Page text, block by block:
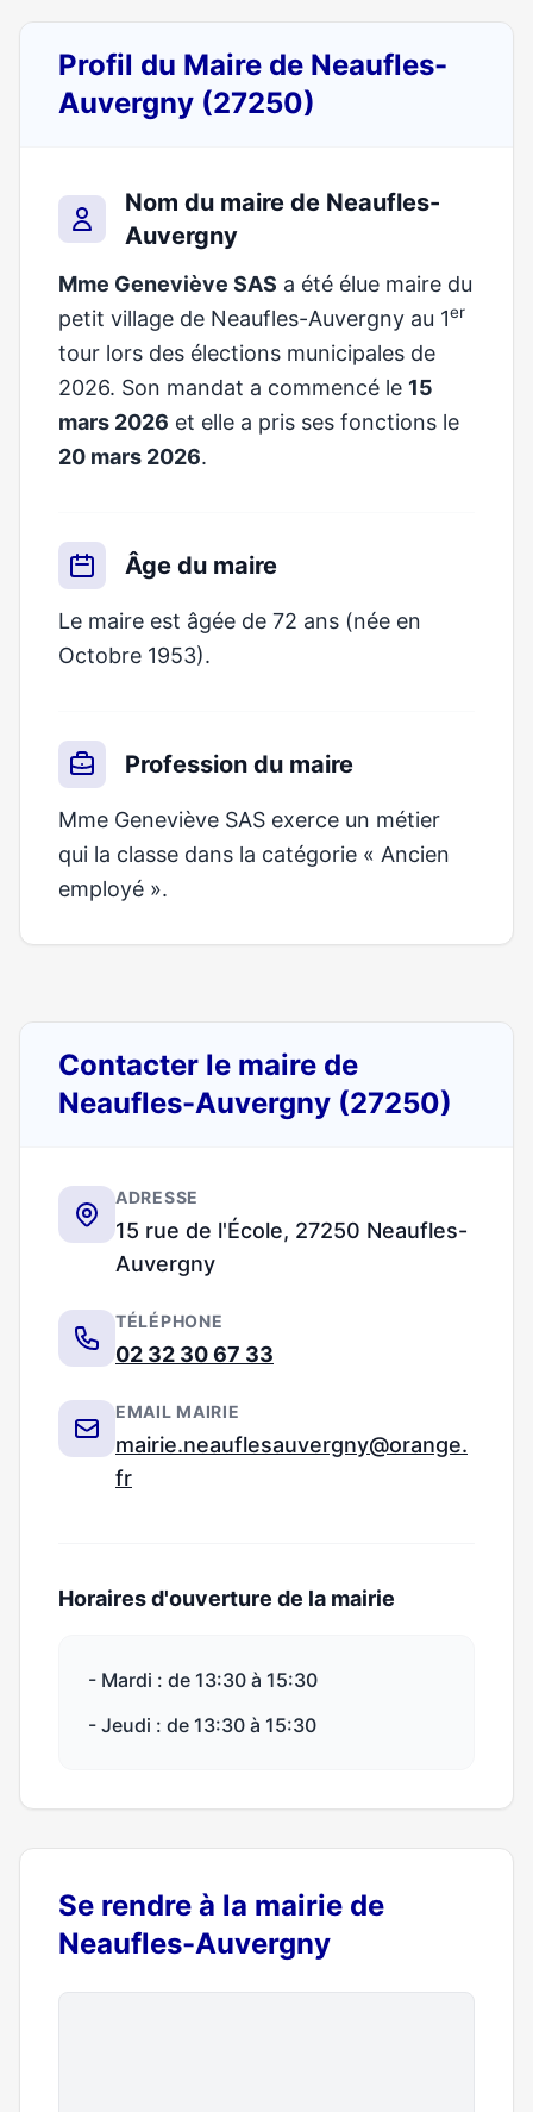
Profil du Maire de Neaufles-
Auvergny (27250)
Nom du maire de Neaufles-
Auvergny
Mme Geneviève SAS a été élue maire du
petit village de Neaufles-Auvergny au 1er
tour lors des élections municipales de
2026. Son mandat a commencé le 15
mars 2026 et elle a pris ses fonctions le
20 mars 2026.
Âge du maire
Le maire est âgée de 72 ans (née en
Octobre 1953).
Profession du maire
Mme Geneviève SAS exerce un métier
qui la classe dans la catégorie « Ancien
employé ».
Contacter le maire de
Neaufles-Auvergny (27250)
ADRESSE
15 rue de l'École, 27250 Neaufles-
Auvergny
TÉLÉPHONE
02 32 30 67 33
EMAIL MAIRIE
mairie.neauflesauvergny@orange.
fr
Horaires d'ouverture de la mairie
- Mardi : de 13:30 à 15:30
- Jeudi : de 13:30 à 15:30
Se rendre à la mairie de
Neaufles-Auvergny